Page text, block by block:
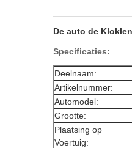
De auto de
Specificaties:
Deelnaam:
Artikelnummer:
Automodel:
Grootte:
Plaatsing op
Voertuig: